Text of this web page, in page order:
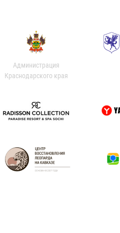
Администрация
Краснодарского края